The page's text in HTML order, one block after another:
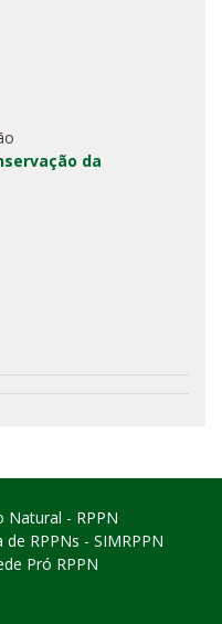
da
Natural - RPPN
RPPNs - SIMRPPN
Pró RPPN